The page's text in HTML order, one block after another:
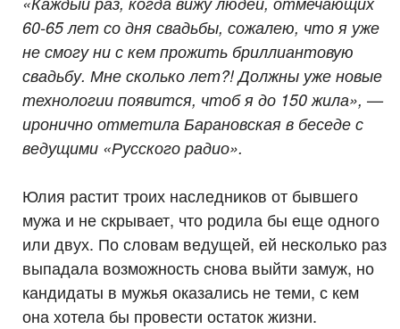
60-65 лет со дня свадьбы, сожалею, что я уже
не смогу ни с кем прожить бриллиантовую
свадьбу. Мне сколько лет?! Должны уже новые
технологии появится, чтоб я до 150 жила», —
иронично отметила Барановская в беседе с
ведущими «Русского радио».
Юлия растит троих наследников от бывшего
мужа и не скрывает, что родила бы еще одного
или двух. По словам ведущей, ей несколько раз
выпадала возможность снова выйти замуж, но
кандидаты в мужья оказались не теми, с кем
она хотела бы провести остаток жизни.